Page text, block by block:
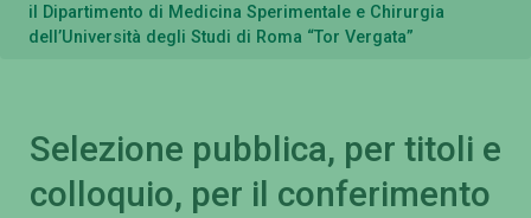
il Dipartimento di Medicina Sperimentale e Chirurgia
dell’Università degli Studi di Roma “Tor Vergata”
Selezione pubblica, per titoli e
colloquio, per il conferimento